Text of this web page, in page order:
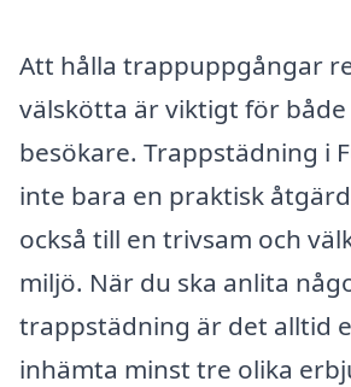
Att hålla trappuppgångar
välskötta är viktigt för
besökare. Trappstädning i
inte bara en praktisk
också till en trivsam och
miljö. När du ska anlita
trappstädning är det alltid
inhämta minst tre olika